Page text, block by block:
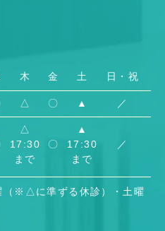
木 金 土 日・祝
△ 〇 ▲ ／
△
17:30
まで
〇
▲
17:30
まで
／
（※△に準ずる休診）・土曜